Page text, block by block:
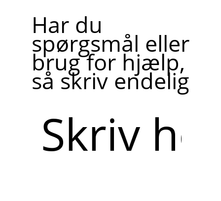
Har du
spørgsmål eller
brug for hjælp,
så skriv endelig
her